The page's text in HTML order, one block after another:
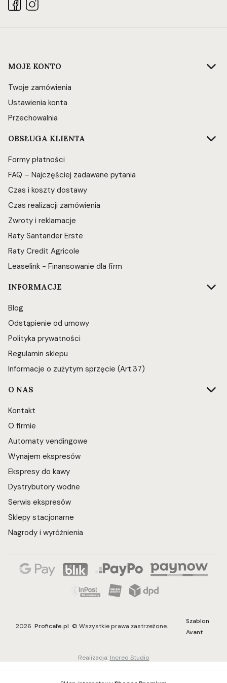
Linki w stopce
MOJE KONTO
Twoje zamówienia
Ustawienia konta
Przechowalnia
OBSŁUGA KLIENTA
Formy płatności
FAQ – Najczęściej zadawane pytania
Czas i koszty dostawy
Czas realizacji zamówienia
Zwroty i reklamacje
Raty Santander Erste
Raty Credit Agricole
Leaselink - Finansowanie dla firm
INFORMACJE
Blog
Odstąpienie od umowy
Polityka prywatności
Regulamin sklepu
Informacje o zużytym sprzęcie (Art.37)
O NAS
Kontakt
O firmie
Automaty vendingowe
Wynajem ekspresów
Ekspresy do kawy
Dystrybutory wodne
Serwis ekspresów
Sklepy stacjonarne
Nagrody i wyróżnienia
2026 Proficafe.pl © Wszystkie prawa zastrzeżone.
Szablon
Avant
Realizacja: Increo Studio